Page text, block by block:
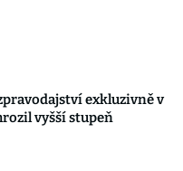
exkluzivně v
vyšší stupeň